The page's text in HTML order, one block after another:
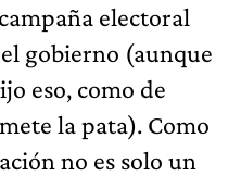
electoral
gobierno (aunque
eso, como de
la pata). Como
no es solo un